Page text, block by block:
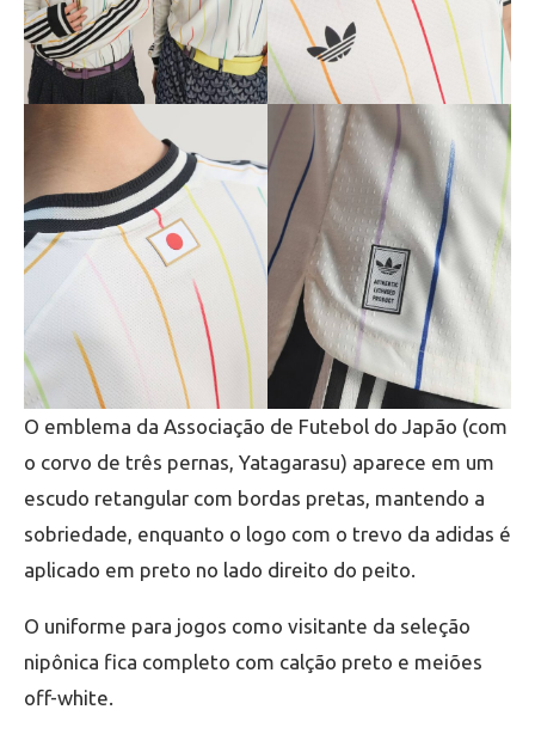
O emblema da Associação de Futebol do Japão (com
o corvo de três pernas, Yatagarasu) aparece em um
escudo retangular com bordas pretas, mantendo a
sobriedade, enquanto o logo com o trevo da adidas é
aplicado em preto no lado direito do peito.
O uniforme para jogos como visitante da seleção
nipônica fica completo com calção preto e meiões
off-white.